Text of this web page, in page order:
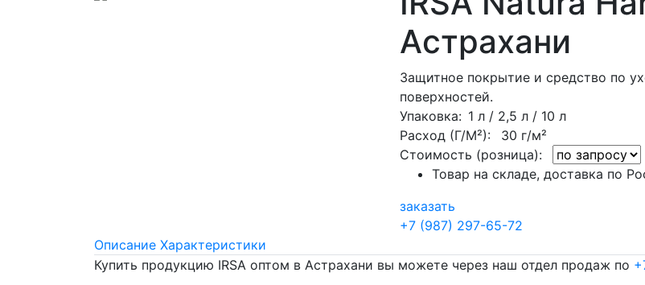
Астрахани
Защитное покрытие и средство по
поверхностей.
Упаковка: 1 л / 2,5 л / 10 л
Расход (Г/М²): 30 г/м²
Стоимость (розница):
Товар на складе, доставка по
заказать
+7 (987) 297-65-72
Описание Характеристики
Купить продукцию IRSA оптом в Астрахани вы можете через наш отдел продаж по